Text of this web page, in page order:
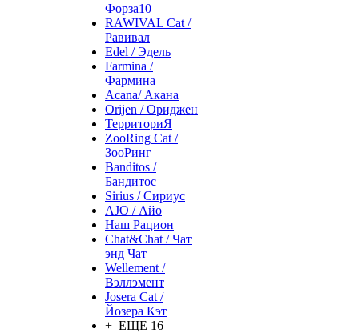
Форза10
RAWIVAL Cat /
Равивал
Edel / Эдель
Farmina /
Фармина
Acana/ Акана
Orijen / Ориджен
ТерриториЯ
ZooRing Cat /
ЗооРинг
Banditos /
Бандитос
Sirius / Сириус
AJO / Айо
Наш Рацион
Chat&Chat / Чат
энд Чат
Wellement /
Вэллэмент
Josera Cat /
Йозера Кэт
+ ЕЩЕ 16